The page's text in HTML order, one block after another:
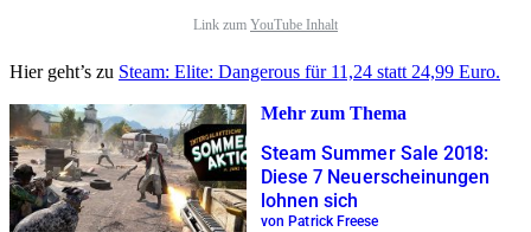
Link zum YouTube Inhalt
Hier geht’s zu Steam: Elite: Dangerous für 11,24 statt 24,99 Euro.
Mehr zum Thema
Steam Summer Sale 2018:
Diese 7 Neuerscheinungen
lohnen sich
von Patrick Freese